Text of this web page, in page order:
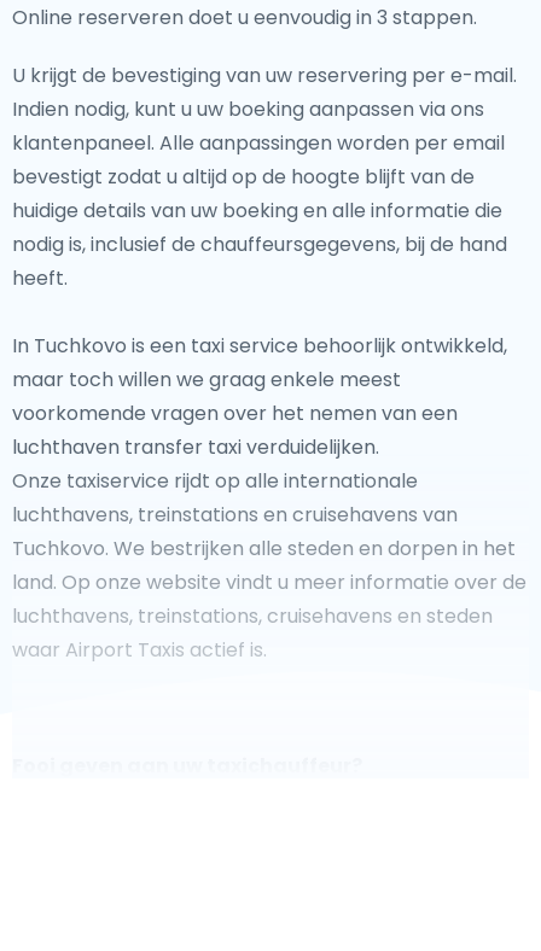
Online reserveren doet u eenvoudig in 3 stappen.
U krijgt de bevestiging van uw reservering per e-mail.
Indien nodig, kunt u uw boeking aanpassen via ons
klantenpaneel. Alle aanpassingen worden per email
bevestigt zodat u altijd op de hoogte blijft van de
huidige details van uw boeking en alle informatie die
nodig is, inclusief de chauffeursgegevens, bij de hand
heeft.
In Tuchkovo is een taxi service behoorlijk ontwikkeld,
maar toch willen we graag enkele meest
voorkomende vragen over het nemen van een
luchthaven transfer taxi verduidelijken.
Onze taxiservice rijdt op alle internationale
luchthavens, treinstations en cruisehavens van
Tuchkovo. We bestrijken alle steden en dorpen in het
land. Op onze website vindt u meer informatie over de
luchthavens, treinstations, cruisehavens en steden
waar Airport Taxis actief is.